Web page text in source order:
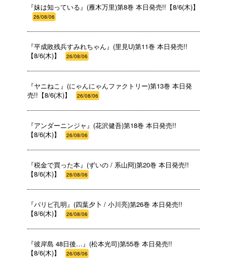
『妹は知っている』(雁木万里)第8巻 本日発売!!【8/6(木)】
26/08/06
『平成敗残兵すみれちゃん』(里見U)第11巻 本日発売!!
【8/6(木)】
26/08/06
『ヤニねこ』(にゃんにゃんファクトリー)第13巻 本日発
売!!【8/6(木)】
26/08/06
『アンダーニンジャ』(花沢健吾)第18巻 本日発売!!
【8/6(木)】
26/08/06
『税金で買った本』(ずいの / 系山冏)第20巻 本日発売!!
【8/6(木)】
26/08/06
『パリピ孔明』(四葉夕卜 / 小川亮)第26巻 本日発売!!
【8/6(木)】
26/08/06
『彼岸島 48日後…』(松本光司)第55巻 本日発売!!
【8/6(木)】
26/08/06